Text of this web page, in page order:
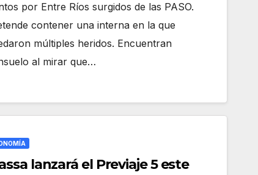
por Entre Ríos surgidos de las PASO.
contener una interna en la que
múltiples heridos. Encuentran
al mirar que…
lanzará el Previaje 5 este